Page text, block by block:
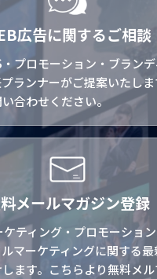
広告に関するご相談
プロモーション・ブラン
ランナーがご提案いたし
合わせください。
メールマガジン登録
ティング・プロモーショ
マーケティングに関する
ます。こちらより無料メ